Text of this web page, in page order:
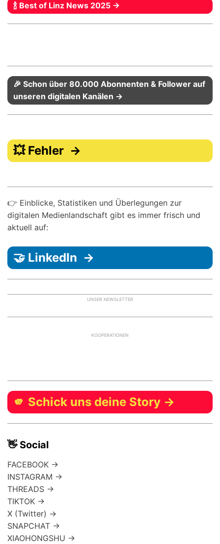
🍾 Best of Linz News 2025 →
🎉 Schon über 80.000 Abonnenten & Follower auf
unseren digitalen Kanälen →
💥 Fehler →
👉 Einblicke, Statistiken und Überlegungen zur
digitalen Medienlandschaft gibt es immer frisch und
aktuell auf:
🤝 LinkedIn →
UNSER NEWSLETTER
KOOPERATIONEN
🫵 Schick uns deine Story →
👋 Social
FACEBOOK →
INSTAGRAM →
THREADS →
TIKTOK →
X (Twitter) →
SNAPCHAT →
XIAOHONGSHU →